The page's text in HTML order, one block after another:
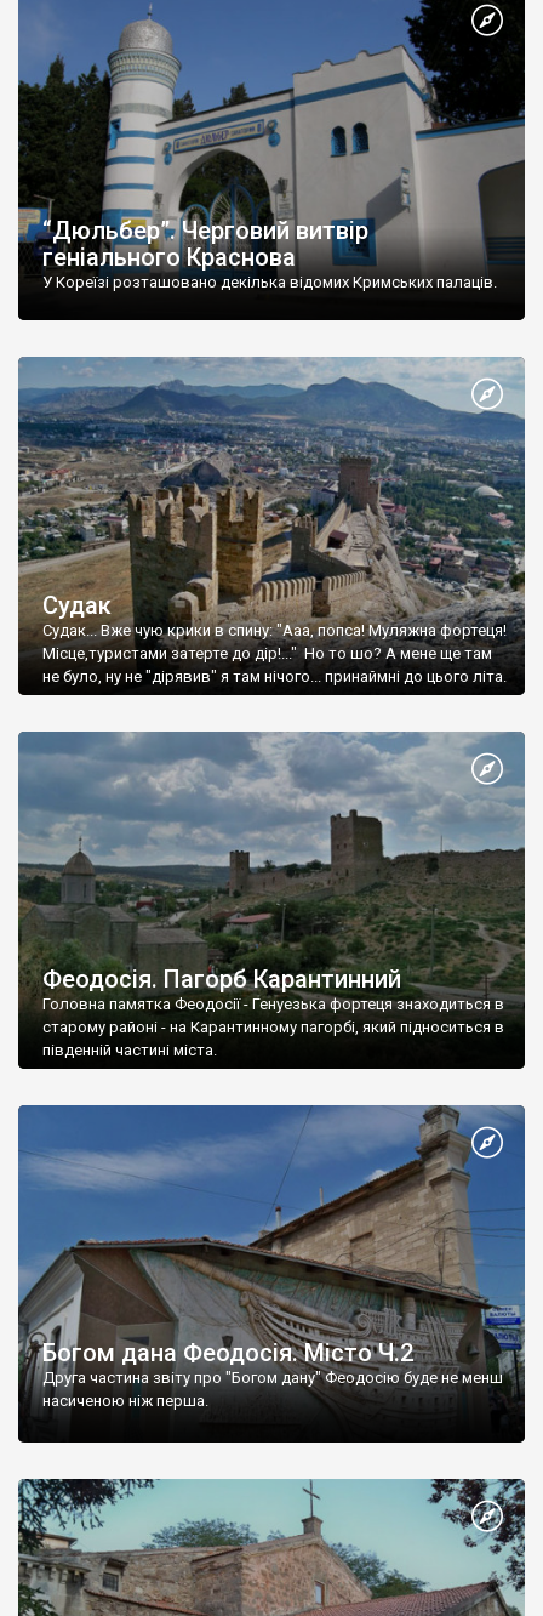
“Дюльбер”. Черговий витвір
геніального Краснова
У Кореїзі розташовано декілька відомих Кримських палаців.
Судак
Судак... Вже чую крики в спину: "Ааа, попса! Муляжна фортеця!
Місце,туристами затерте до дір!..." Но то шо? А мене ще там
не було, ну не "дірявив" я там нічого... принаймні до цього літа.
Феодосія. Пагорб Карантинний
Головна памятка Феодосії - Генуезька фортеця знаходиться в
старому районі - на Карантинному пагорбі, який підноситься в
південній частині міста.
Богом дана Феодосія. Місто Ч.2
Друга частина звіту про "Богом дану" Феодосію буде не менш
насиченою ніж перша.